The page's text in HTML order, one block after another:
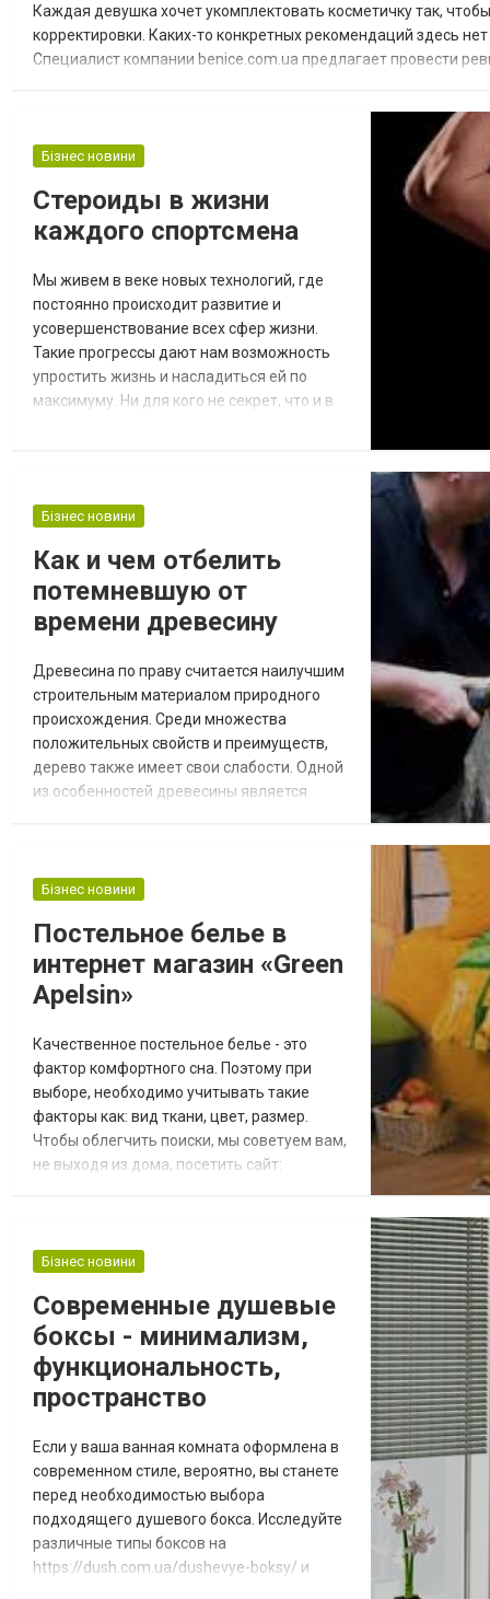
Каждая девушка хочет укомплектовать косметичку так,
корректировки. Каких-то конкретных рекомендаций здесь
Специалист компании benice.com.ua предлагает провести
Бізнес новини
Стероиды в жизни
каждого спортсмена
Мы живем в веке новых технологий, где
постоянно происходит развитие и
усовершенствование всех сфер жизни.
Такие прогрессы дают нам возможность
упростить жизнь и насладиться ей по
максимуму. Ни для кого не секрет, что и в
упрощает жизнь спортсменам, как
профессионального, так и любительского
уровня. Мы рассмотрим с Вами, по...
Бізнес новини
Как и чем отбелить
потемневшую от
времени древесину
Древесина по праву считается наилучшим
строительным материалом природного
происхождения. Среди множества
положительных свойств и преимуществ,
дерево также имеет свои слабости. Одной
из особенностей древесины является
поражениями грибком и плесенью.
являются безвозвратными, если
своевременно провести обработку
специальными химическ...
Бізнес новини
Постельное белье в
интернет магазин «Green
Apelsin»
Качественное постельное белье - это
фактор комфортного сна. Поэтому при
выборе, необходимо учитывать такие
факторы как: вид ткани, цвет, размер.
Чтобы облегчить поиски, мы советуем вам,
не выходя из дома, посетить сайт:
https://www.greenap.com.ua/catalog/tovary_dlya_doma/
для дома, в том числе и постельного
благодаря распределени...
Бізнес новини
Современные душевые
боксы - минимализм,
функциональность,
пространство
Если у ваша ванная комната оформлена в
современном стиле, вероятно, вы станете
перед необходимостью выбора
подходящего душевого бокса. Исследуйте
различные типы боксов на
https://dush.com.ua/dushevye-boksy/ и